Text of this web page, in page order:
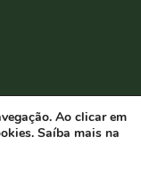
Ao clicar em
Saíba mais na